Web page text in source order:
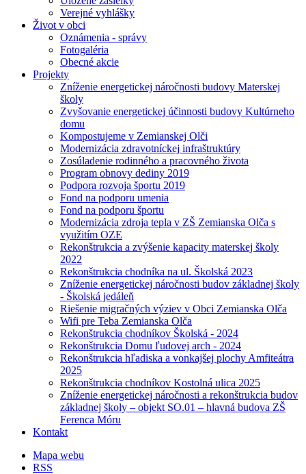
Verejné vyhlášky
Život v obci
Oznámenia - správy
Fotogaléria
Obecné akcie
Projekty
Zníženie energetickej náročnosti budovy Materskej
školy
Zvyšovanie energetickej účinnosti budovy Kultúrneho
domu
Kompostujeme v Zemianskej Olči
Modernizácia zdravotníckej infraštruktúry
Zosúladenie rodinného a pracovného života
Program obnovy dediny 2019
Podpora rozvoja športu 2019
Fond na podporu umenia
Fond na podporu športu
Modernizácia zdroja tepla v ZŠ Zemianska Olča s
využitím OZE
Rekonštrukcia a zvýšenie kapacity materskej školy
2022
Rekonštrukcia chodníka na ul. Školská 2023
Zníženie energetickej náročnosti budov základnej školy
- Školská jedáleň
Riešenie migračných výziev v Obci Zemianska Olča
Wifi pre Teba Zemianska Olča
Rekonštrukcia chodníkov Školská - 2024
Rekonštrukcia Domu ľudovej arch - 2024
Rekonštrukcia hľadiska a vonkajšej plochy Amfiteátra
2025
Rekonštrukcia chodníkov Kostolná ulica 2025
Zníženie energetickej náročnosti a rekonštrukcia budov
základnej školy – objekt SO.01 – hlavná budova ZŠ
Ferenca Móru
Kontakt
Mapa webu
RSS